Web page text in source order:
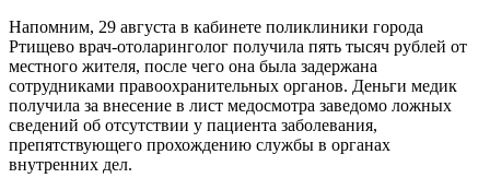
Напомним, 29 августа в кабинете поликлиники города
Ртищево врач-отоларинголог получила пять тысяч рублей от
местного жителя, после чего она была задержана
сотрудниками правоохранительных органов. Деньги медик
получила за внесение в лист медосмотра заведомо ложных
сведений об отсутствии у пациента заболевания,
препятствующего прохождению службы в органах
внутренних дел.